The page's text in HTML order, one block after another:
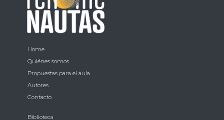
Home
Quiénes somos
Propuestas para el aula
Autores
Contacto
Biblioteca